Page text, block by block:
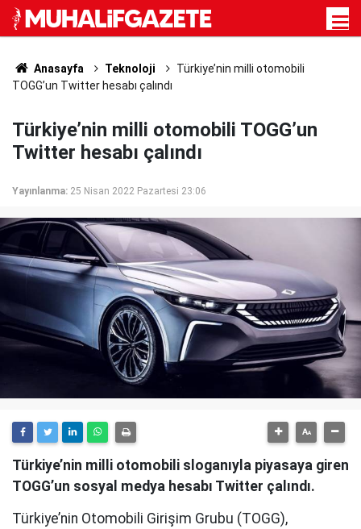
Anasayfa Teknoloji
Türkiye’nin milli otomobili
TOGG’un Twitter hesabı çalındı
Türkiye’nin milli otomobili TOGG’un
Twitter hesabı çalındı
Yayınlanma: 25 Nisan 2022 Pazartesi 23:06
Türkiye’nin milli otomobili sloganıyla piyasaya giren
TOGG’un sosyal medya hesabı Twitter çalındı.
Türkiye’nin Otomobili Girişim Grubu (TOGG),